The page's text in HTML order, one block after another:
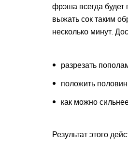
фрэша всегда будет
выжать сок таким
несколько минут.
разрезать
положить
как можно
Результат этого